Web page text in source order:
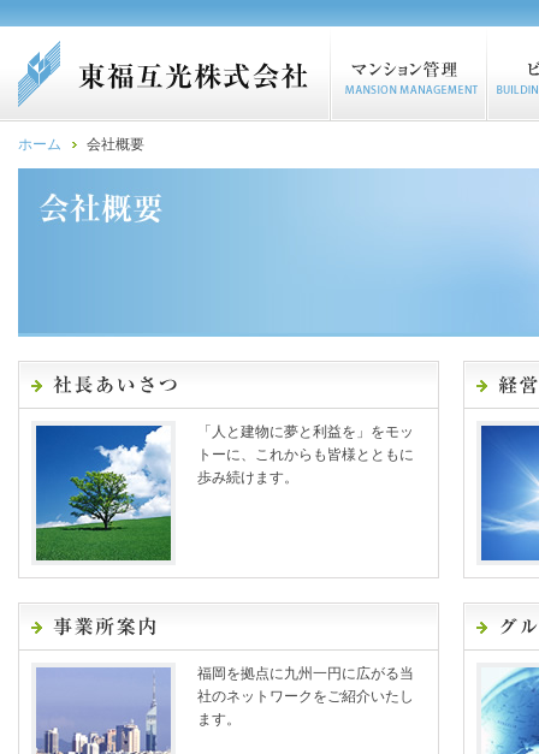
ホーム 会社概要
「人と建物に夢と利益を」をモッ
トーに、これからも皆様とともに
歩み続けます。
福岡を拠点に九州一円に広がる当
社のネットワークをご紹介いたし
ます。